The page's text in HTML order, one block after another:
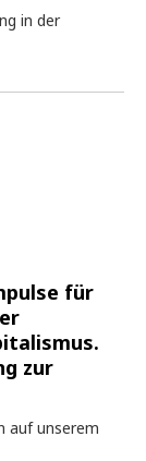
in der
für
zur
auf unserem